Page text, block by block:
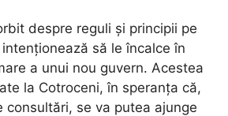
despre reguli și principii pe
să le încalce în
a unui nou guvern. Acestea
la Cotroceni, în speranța că,
consultări, se va putea ajunge